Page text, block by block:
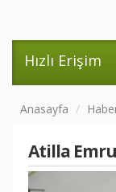
Hızlı Erişim
Anasayfa
Atilla